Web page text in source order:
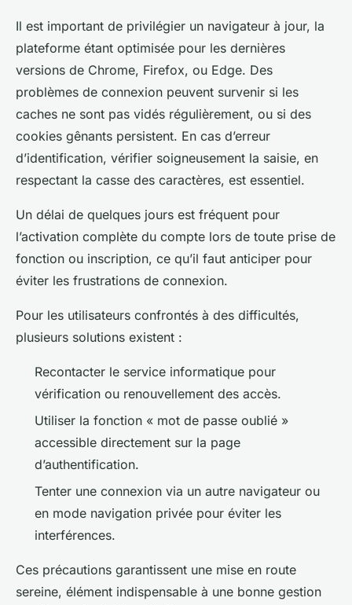
Il est important de privilégier un navigateur à jour, la
plateforme étant optimisée pour les dernières
versions de Chrome, Firefox, ou Edge. Des
problèmes de connexion peuvent survenir si les
caches ne sont pas vidés régulièrement, ou si des
cookies gênants persistent. En cas d’erreur
d’identification, vérifier soigneusement la saisie, en
respectant la casse des caractères, est essentiel.
Un délai de quelques jours est fréquent pour
l’activation complète du compte lors de toute prise de
fonction ou inscription, ce qu’il faut anticiper pour
éviter les frustrations de connexion.
Pour les utilisateurs confrontés à des difficultés,
plusieurs solutions existent :
Recontacter le service informatique pour
vérification ou renouvellement des accès.
Utiliser la fonction « mot de passe oublié »
accessible directement sur la page
d’authentification.
Tenter une connexion via un autre navigateur ou
en mode navigation privée pour éviter les
interférences.
Ces précautions garantissent une mise en route
sereine, élément indispensable à une bonne gestion